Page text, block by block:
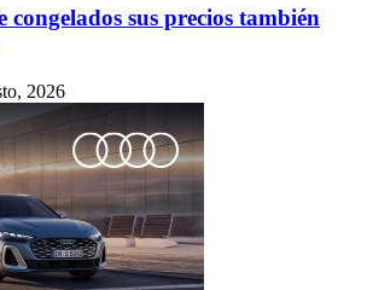
sus precios también
2026